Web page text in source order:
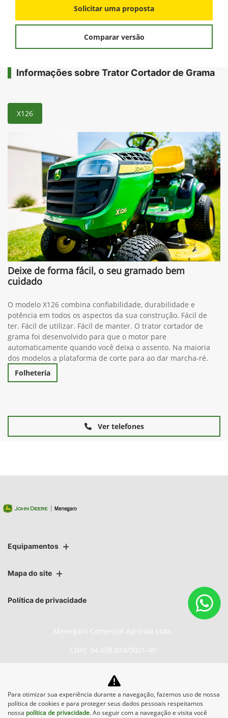
Solicitar uma proposta
Comparar versão
Informações sobre Trator Cortador de Grama
X126
Deixe de forma fácil, o seu gramado bem
cuidado
O modelo X126 combina confiabilidade, durabilidade e
potência em todos os aspectos da sua construção. Fácil de
ter. Fácil de utilizar. Fácil de manter. O trator cortador de
grama foi desenvolvido para que o motor pare
automaticamente quando você deixa o assento. Na maioria
dos modelos a plataforma de corte para ao dar marcha-ré.
Folheteria
Ver telefones
Equipamentos
Mapa do site
Política de privacidade
Menegaro Comercial Agrícola Ltda.
CNPJ: 04.658.834/0001-40
No trânsito, enxergar o outro salva
vidas.
Para otimizar sua experiência durante a navegação, fazemos uso de nossa
política de cookies e para proteger seus dados pessoais respeitamos
nossa política de privacidade. Ao seguir com a navegação e visita você